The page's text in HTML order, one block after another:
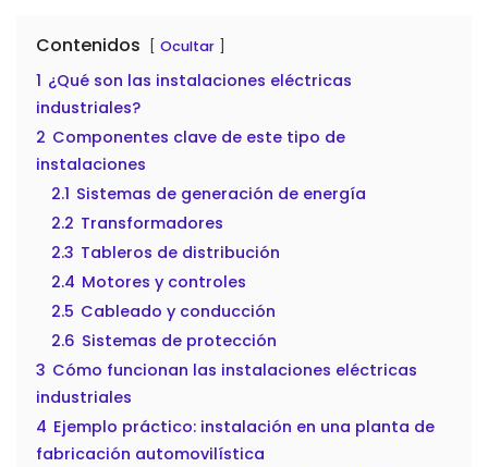
Contenidos Ocultar
1 ¿Qué son las instalaciones eléctricas
industriales?
2 Componentes clave de este tipo de
instalaciones
2.1 Sistemas de generación de energía
2.2 Transformadores
2.3 Tableros de distribución
2.4 Motores y controles
2.5 Cableado y conducción
2.6 Sistemas de protección
3 Cómo funcionan las instalaciones eléctricas
industriales
4 Ejemplo práctico: instalación en una planta de
fabricación automovilística